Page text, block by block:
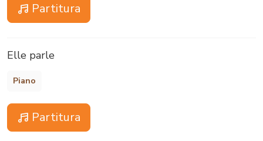
Partitura
Elle parle
Piano
Partitura